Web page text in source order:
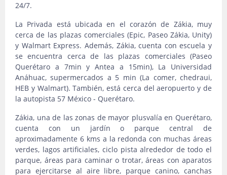
24/7.
La Privada está ubicada en el corazón de Zákia, muy
cerca de las plazas comerciales (Epic, Paseo Zákia, Unity)
y Walmart Express. Además, Zákia, cuenta con escuela y
se encuentra cerca de las plazas comerciales (Paseo
Querétaro a 7min y Antea a 15min), La Universidad
Anáhuac, supermercados a 5 min (La comer, chedraui,
HEB y Walmart). También, está cerca del aeropuerto y de
la autopista 57 México - Querétaro.
Zákia, una de las zonas de mayor plusvalía en Querétaro,
cuenta con un jardín o parque central de
aproximadamente 6 kms a la redonda con muchas áreas
verdes, lagos artificiales, ciclo pista alrededor de todo el
parque, áreas para caminar o trotar, áreas con aparatos
para ejercitarse al aire libre, parque canino, canchas